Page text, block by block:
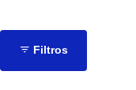
Filtros